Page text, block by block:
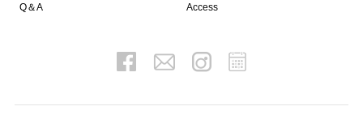
Q＆A Access